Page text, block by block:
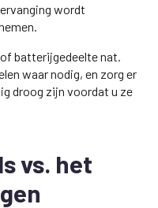
wordt
batterijgedeelte nat.
waar nodig, en zorg er
droog zijn voordat u ze
vs. het